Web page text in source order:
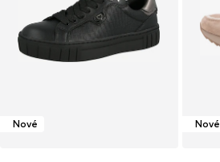
Nové Nové